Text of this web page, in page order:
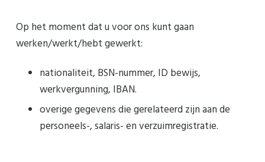
Op het moment dat u voor ons kunt gaan
werken/werkt/hebt gewerkt:
nationaliteit, BSN-nummer, ID bewijs,
werkvergunning, IBAN.
overige gegevens die gerelateerd zijn aan de
personeels-, salaris- en verzuimregistratie.